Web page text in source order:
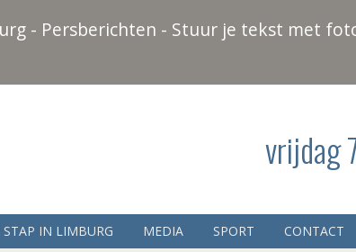
- Persberichten - Stuur je tekst met
vrijdag
STAP IN LIMBURG MEDIA SPORT CONTACT